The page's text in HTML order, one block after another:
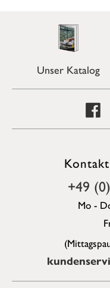
Unser Katalog
+49
Mo -